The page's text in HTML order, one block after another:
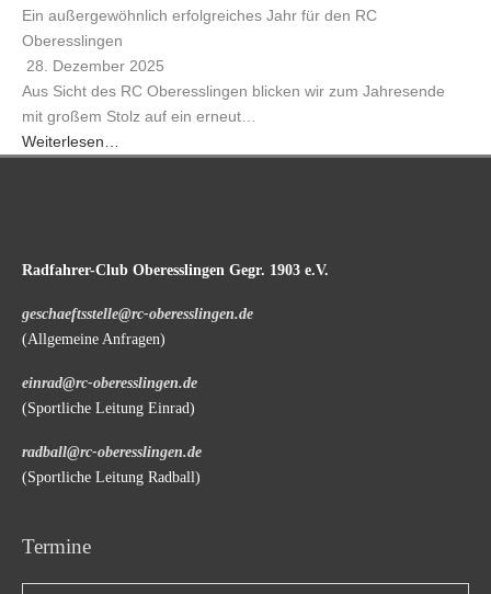
Ein außergewöhnlich erfolgreiches Jahr für den RC
Oberesslingen
28. Dezember 2025
Aus Sicht des RC Oberesslingen blicken wir zum Jahresende
mit großem Stolz auf ein erneut…
Weiterlesen…
Radfahrer-Club Oberesslingen Gegr. 1903 e.V.
geschaeftsstelle@rc-oberesslingen.de
(Allgemeine Anfragen)
einrad@rc-oberesslingen.de
(Sportliche Leitung Einrad)
radball@rc-oberesslingen.de
(Sportliche Leitung Radball)
Termine